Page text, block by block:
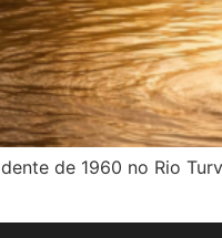
de 1960 no Rio